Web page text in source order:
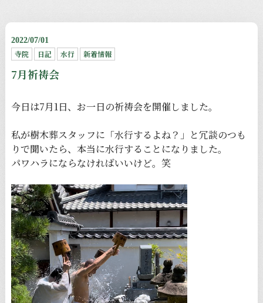
2022/07/01
寺院 日記 水行 新着情報
7月祈祷会
今日は7月1日、お一日の祈祷会を開催しました。
私が樹木葬スタッフに「水行するよね？」と冗談のつも
りで聞いたら、本当に水行することになりました。
パワハラにならなければいいけど。笑